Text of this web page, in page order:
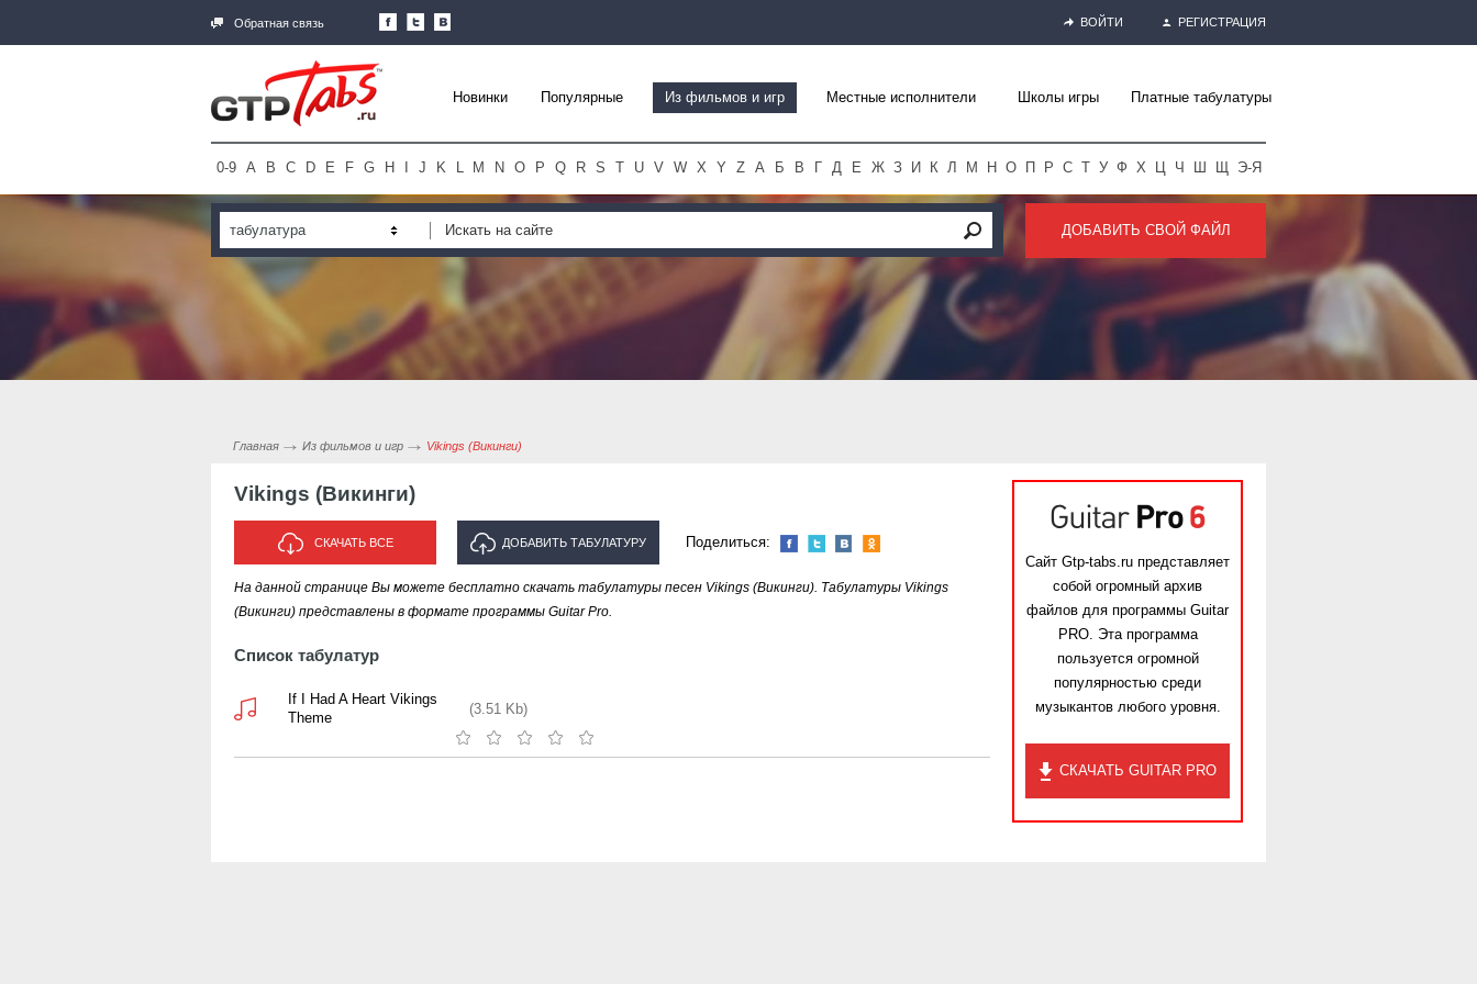
Обратная связь ВОЙТИ РЕГИСТРАЦИЯ
Новинки Популярные Из фильмов и игр Местные исполнители Школы игры Платные табулатуры
0-9 A B C D E F G H J K L M N O P Q R S T U V W X Y Z А Б В Г Д Е Ж З И К Л М Н О П Р С Т У Ф Х Ц Ч Ш Щ Э-Я
табулатура ДОБАВИТЬ СВОЙ ФАЙЛ
Главная Из фильмов и игр Vikings (Викинги)
Vikings (Викинги)
СКАЧАТЬ ВСЕ ДОБАВИТЬ ТАБУЛАТУРУ
ИСПОЛНИТЕЛЯ "VIKINGS
Поделиться:
На данной странице Вы можете бесплатно скачать табулатуры песен Vikings (Викинги). Табулатуры Vikings
(Викинги) представлены в формате программы Guitar Pro.
Список табулатур
If I Had A Heart Vikings
Theme
(3.51 Kb)
Сайт Gtp-tabs.ru представляет
собой огромный архив
файлов для программы Guitar
PRO. Эта программа
пользуется огромной
популярностью среди
музыкантов любого уровня.
СКАЧАТЬ GUITAR PRO